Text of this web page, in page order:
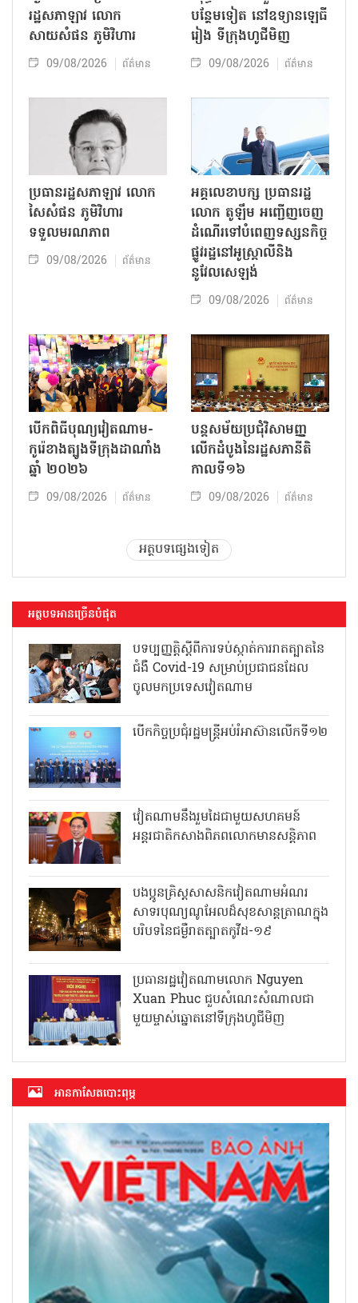
រដ្ឋសភាឡាវ លោក
សាយសំផន ភូមិវិហារ
09/08/2026 ព័ត៌មាន
បន្ថែមទៀត នៅឧទ្យានឡេធី
រៀង ទីក្រុងហូជីមិញ
09/08/2026 ព័ត៌មាន
ប្រធានរដ្ឋសភាឡាវ លោក
សៃសំផន ភូមិវិហារ
ទទួលមរណភាព
09/08/2026 ព័ត៌មាន
អគ្គលេខាបក្ស ប្រធានរដ្ឋ
លោក តូឡឹម អញ្ជើញចេញ
ដំណើរទៅបំពេញទស្សនកិច្ច
ផ្លូវរដ្ឋនៅអូស្ត្រាលីនិង
នូវែលសេឡង់
09/08/2026 ព័ត៌មាន
បើកពិធីបុណ្យវៀតណាម-
កូរ៉េខាងត្បូងទីក្រុងដាណាំង
ឆ្នាំ ២០២៦
09/08/2026 ព័ត៌មាន
បន្តសម័យប្រជុំវិសាមញ្ញ
លើកដំបូងនៃរដ្ឋសភានីតិ
កាលទី១៦
09/08/2026 ព័ត៌មាន
អត្ថបទផ្សេងទៀត
អត្ថបទអានច្រើនបំផុត
បទប្បញ្ញត្តិស្តីពីការទប់ស្កាត់ការរាតត្បាតនៃ
ជំងឺ Covid-19 សម្រាប់ប្រជាជនដែល
ចូលមកប្រទេសវៀតណាម
បើកកិច្ចប្រជុំរដ្ឋមន្ត្រីអប់រំអាស៊ានលើកទី១២
វៀតណាមនឹងរួមដៃជាមួយសហគមន៍
អន្តរជាតិកសាងពិភពលោកមានសន្តិភាព
បងប្អូនគ្រិស្តសាសនិកវៀតណាមអំណរ
សាទរបុណ្យណូអែលដ៏សុខសាន្តត្រាណក្នុង
បរិបទនៃជម្ងឺរាតត្បាតកូវីដ-១៩
ប្រធានរដ្ឋវៀតណាមលោក Nguyen
Xuan Phuc ជួបសំណេះសំណាលជា
មួយម្ចាស់ឆ្នោតនៅទីក្រុងហូជីមិញ
អាន​កាសែត​បោះពុម្ភ